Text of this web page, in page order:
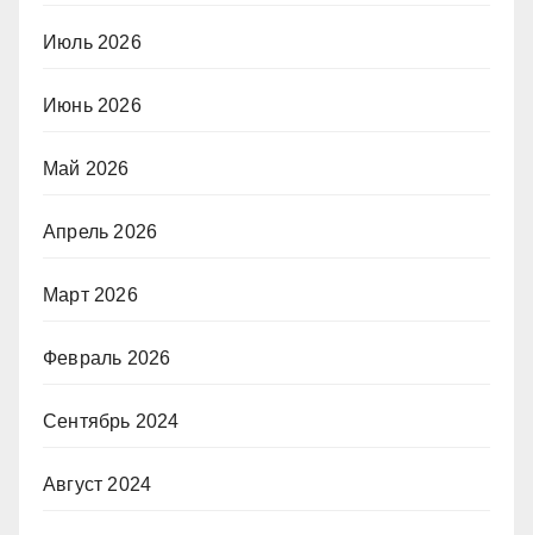
Июль 2026
Июнь 2026
Май 2026
Апрель 2026
Март 2026
Февраль 2026
Сентябрь 2024
Август 2024